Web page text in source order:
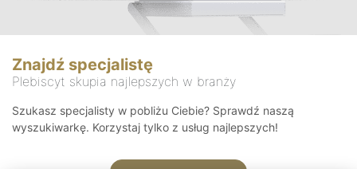
Znajdź specjalistę
Plebiscyt skupia najlepszych w branży
Szukasz specjalisty w pobliżu Ciebie? Sprawdź naszą
wyszukiwarkę. Korzystaj tylko z usług najlepszych!